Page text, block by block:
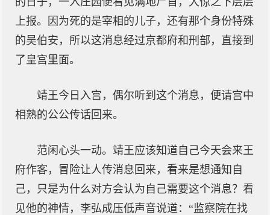
上报。因为死的是宰相的儿子，还有那个身份特殊
的吴伯安，所以这消息经过京都府和刑部，直接到
了皇宫里面。
靖王今日入宫，偶尔听到这个消息，便请宫中
相熟的公公传话回来。
范闲心头一动。靖王应该知道自己今天会来王
府作客，冒险让人传消息回来，看来是想通知自
己，只是为什么对方会认为自己需要这个消息？看
见他的神情，李弘成压低声音说道：“监察院在找